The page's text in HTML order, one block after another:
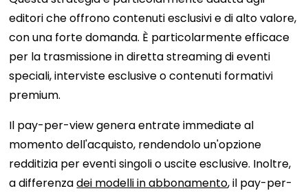
editori che offrono contenuti esclusivi e di alto valore,
con una forte domanda. È particolarmente efficace
per la trasmissione in diretta streaming di eventi
speciali, interviste esclusive o contenuti formativi
premium.
Il pay-per-view genera entrate immediate al
momento dell'acquisto, rendendolo un'opzione
redditizia per eventi singoli o uscite esclusive. Inoltre,
a differenzadei modelli in abbonamento, il pay-per-